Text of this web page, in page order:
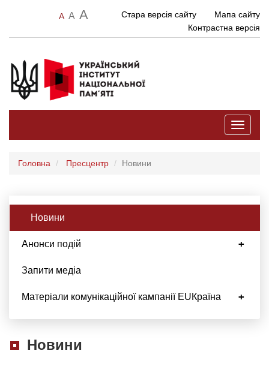
A A A Стара версія сайту
Мапа сайту
Контрастна версія
Toggle
Головна Пресцентр Новини
Новини
Анонси подій
Запити медіа
Матеріали комунікаційної кампанії EUКраїна
Новини